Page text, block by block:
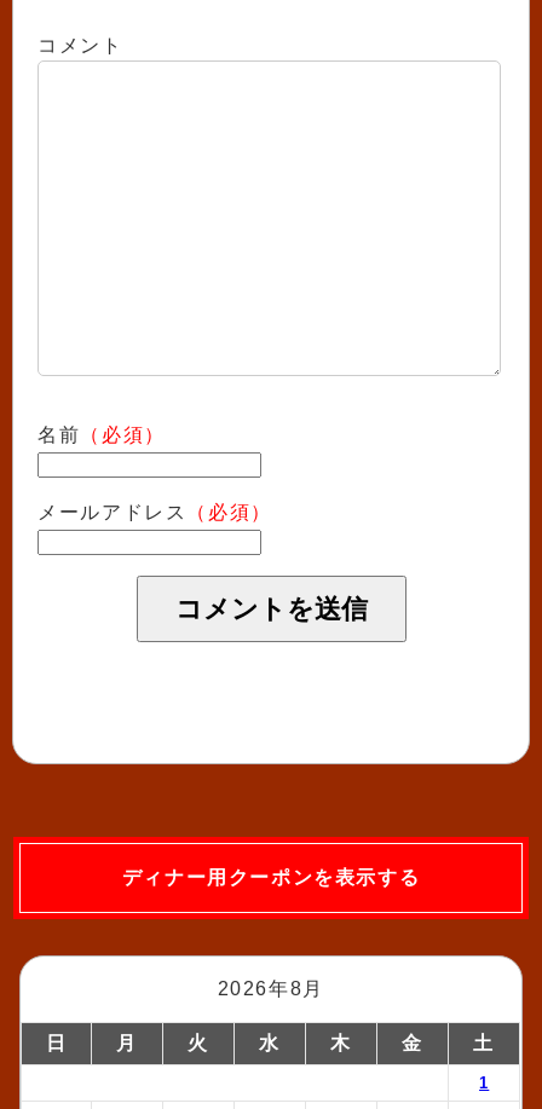
コメント
名前 （必須）
メールアドレス （必須）
ディナー用クーポンを表示する
2026年8月
日 月 火 水 木 金 土
1